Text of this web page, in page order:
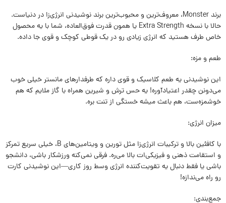
برند Monster، معروف‌ترین و محبوب‌ترین برند نوشیدنی انرژی‌زا در دنیاست.
حالا با نسخه Extra Strength یا همون قدرت فوق‌العاده، شما با یه محصول
خاص طرف هستید که انرژی زیادی رو در یک قوطی کوچک و قوی جا داده.
طعم و مزه:
این نوشیدنی یه طعم کلاسیک و قوی داره که طرفدارهای مانستر خیلی خوب
می‌دونن چقدر اعتیادآوره! یه حس ترش و شیرین همراه با گاز ملایم که هم
خوشمزه‌ست، هم باعث میشه خستگی از تنت بره.
میزان انرژی:
با کافئین بالا و ترکیبات انرژی‌زا مثل تورین و ویتامین‌های B، خیلی سریع تمرکز
و استقامت ذهنی و فیزیکی‌ات بالا می‌ره. فرقی نمی‌کنه ورزشکار باشی، دانشجو
باشی یا فقط دنبال یه تقویت‌کننده انرژی وسط روز کاری—این نوشیدنی کارت
رو راه می‌ندازه!
جمع‌بندی: